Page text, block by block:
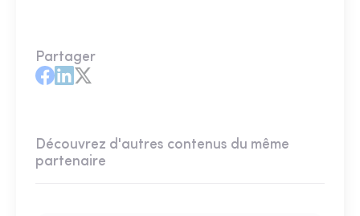
Partager
Découvrez d'autres contenus du même
partenaire